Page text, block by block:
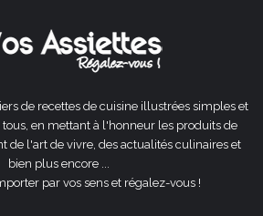
de recettes de cuisine illustrées simples et
tous, en mettant à l'honneur les produits de
de l'art de vivre, des actualités culinaires et
bien plus encore ...
par vos sens et régalez-vous !